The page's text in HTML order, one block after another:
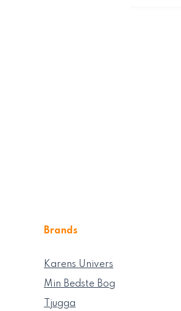
Brands
Karens Univers
Min Bedste Bog
Tjugga